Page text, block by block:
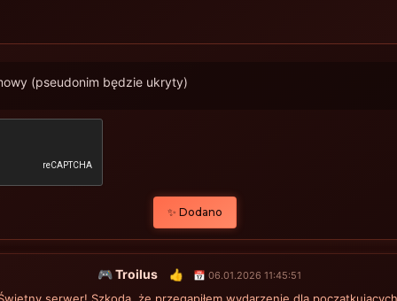
(pseudonim będzie ukryty)
✨ Dodano
🎮 Troilus 👍 📅 06.01.2026 11:45:51
serwer! Szkoda, że ​​przegapiłem wydarzenie dla